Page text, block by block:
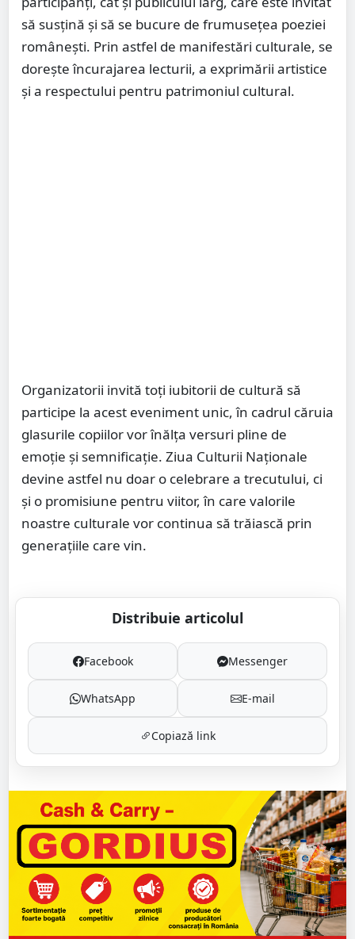
să susțină și să se bucure de frumusețea poeziei
românești. Prin astfel de manifestări culturale, se
dorește încurajarea lecturii, a exprimării artistice
și a respectului pentru patrimoniul cultural.
Organizatorii invită toți iubitorii de cultură să
participe la acest eveniment unic, în cadrul căruia
glasurile copiilor vor înălța versuri pline de
emoție și semnificație. Ziua Culturii Naționale
devine astfel nu doar o celebrare a trecutului, ci
și o promisiune pentru viitor, în care valorile
noastre culturale vor continua să trăiască prin
generațiile care vin.
Distribuie articolul
Facebook Messenger
WhatsApp E-mail
Copiază link